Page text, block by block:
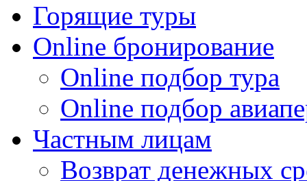
Горящие туры
Online бронирование
Online подбор тура
Online подбор
Частным лицам
Возврат денежных